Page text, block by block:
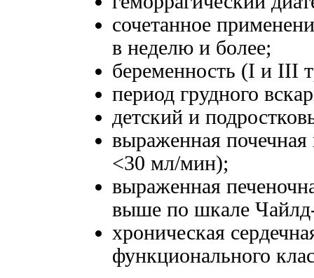
сочетанное
в неделю и более;
беременность (I и III
период грудного
детский и
выраженная почечная
<30 мл/мин);
выраженная
выше по шкале
хроническая
функционального